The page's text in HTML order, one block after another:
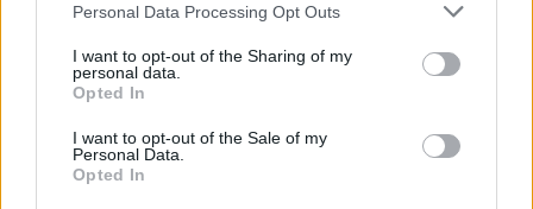
Personal Data Processing Opt Outs
I want to opt-out of the Sharing of my
personal data.
Opted In
I want to opt-out of the Sale of my
Personal Data.
Opted In